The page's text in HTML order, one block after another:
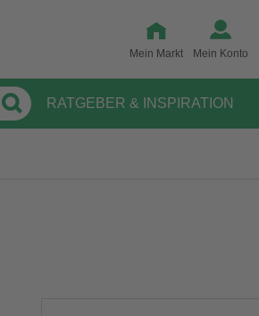
Mein Markt Mein Konto
RATGEBER & INSPIRATION